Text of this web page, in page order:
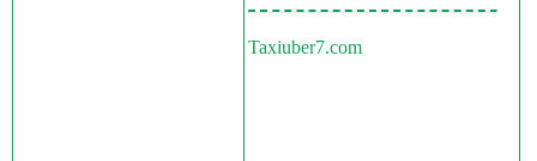
Taxiuber7.com